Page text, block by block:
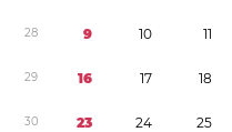
28 9 10 11
29 16 17 18
30 23 24 25